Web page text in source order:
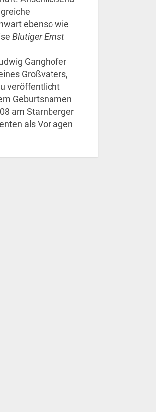
ebenso wie
Blutiger Ernst
Ganghofer
Großvaters,
veröffentlicht
Geburtsnamen
am Starnberger
als Vorlagen